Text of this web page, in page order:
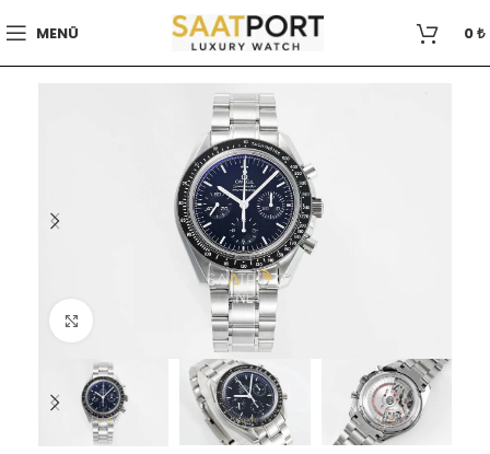
MENÜ 0₺
Büyütmek için tıklayın